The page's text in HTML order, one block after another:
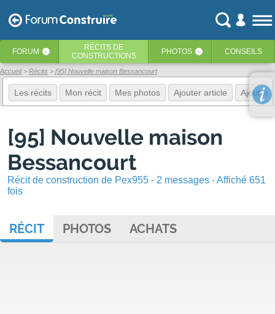
FORUM ‹ RÉCITS DE
CONSTRUCTIONS
PHOTOS ‹ CONSEILS
Accueil Récits [95] Nouvelle maison Bessancourt
Les récits Mon récit Mes photos Ajouter article Ajouter
[95] Nouvelle maison
Bessancourt
Récit de construction de Pex955 - 2 messages - Affiché 651
fois
RÉCIT PHOTOS ACHATS